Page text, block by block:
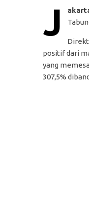
J
positif dari
yang
307,5%